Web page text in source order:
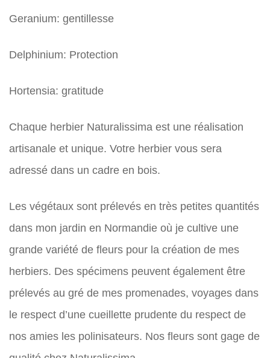
Geranium: gentillesse
Delphinium: Protection
Hortensia: gratitude
Chaque herbier Naturalissima est une réalisation
artisanale et unique. Votre herbier vous sera
adressé dans un cadre en bois.
Les végétaux sont prélevés en très petites quantités
dans mon jardin en Normandie où je cultive une
grande variété de fleurs pour la création de mes
herbiers. Des spécimens peuvent également être
prélevés au gré de mes promenades, voyages dans
le respect d’une cueillette prudente du respect de
nos amies les polinisateurs. Nos fleurs sont gage de